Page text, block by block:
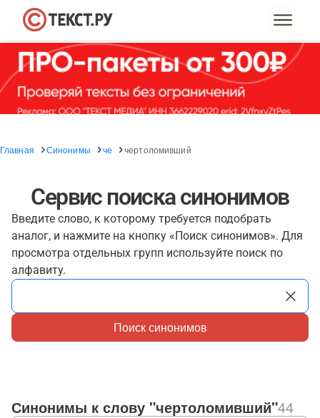
Главная Синонимы че чертоломивший
Сервис поиска синонимов
Введите слово, к которому требуется подобрать
аналог, и нажмите на кнопку «Поиск синонимов». Для
просмотра отдельных групп используйте поиск по
алфавиту.
Поиск синонимов
Синонимы к слову "чертоломивший"44